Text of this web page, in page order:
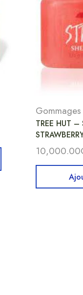
Gommages
TREE HUT
10,000.00